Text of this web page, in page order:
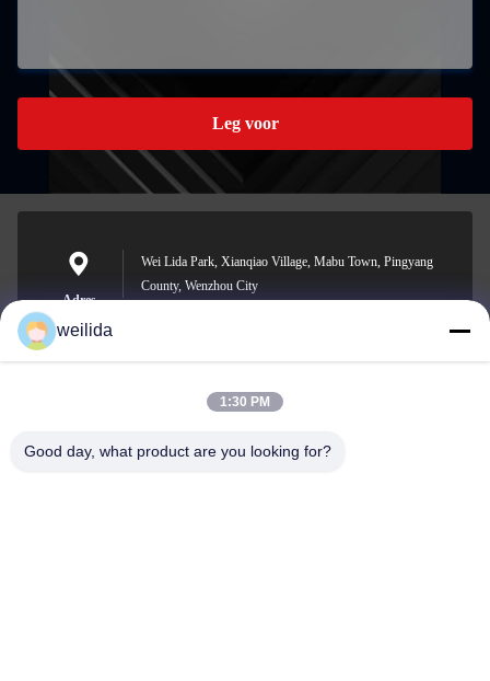
Leg voor
Adres
Wei Lida Park, Xianqiao Village, Mabu Town, Pingyang
County, Wenzhou City
E-mail
1013008132@qq.com
weilida
1:30 PM
Good day, what product are you looking for?